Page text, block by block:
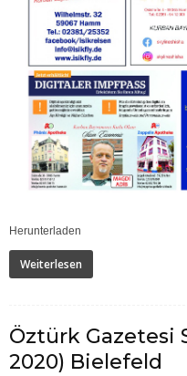
Herunterladen
Weiterlesen
Öztürk Gazetesi
2020) Bielefeld